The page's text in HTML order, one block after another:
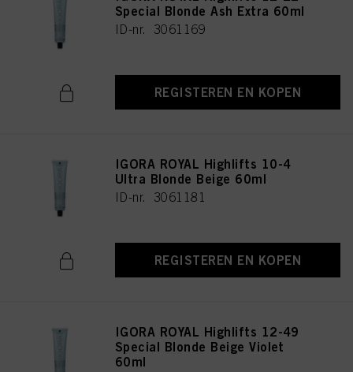
Special Blonde Ash Extra 60ml
ID-nr. 3061169
REGISTEREN EN KOPEN
IGORA ROYAL Highlifts 10-4
Ultra Blonde Beige 60ml
ID-nr. 3061181
REGISTEREN EN KOPEN
IGORA ROYAL Highlifts 12-49
Special Blonde Beige Violet
60ml